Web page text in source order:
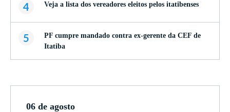
4 Veja a lista dos vereadores eleitos pelos itatibenses
5
PF cumpre mandado contra ex-gerente da CEF de
Itatiba
06 de agosto